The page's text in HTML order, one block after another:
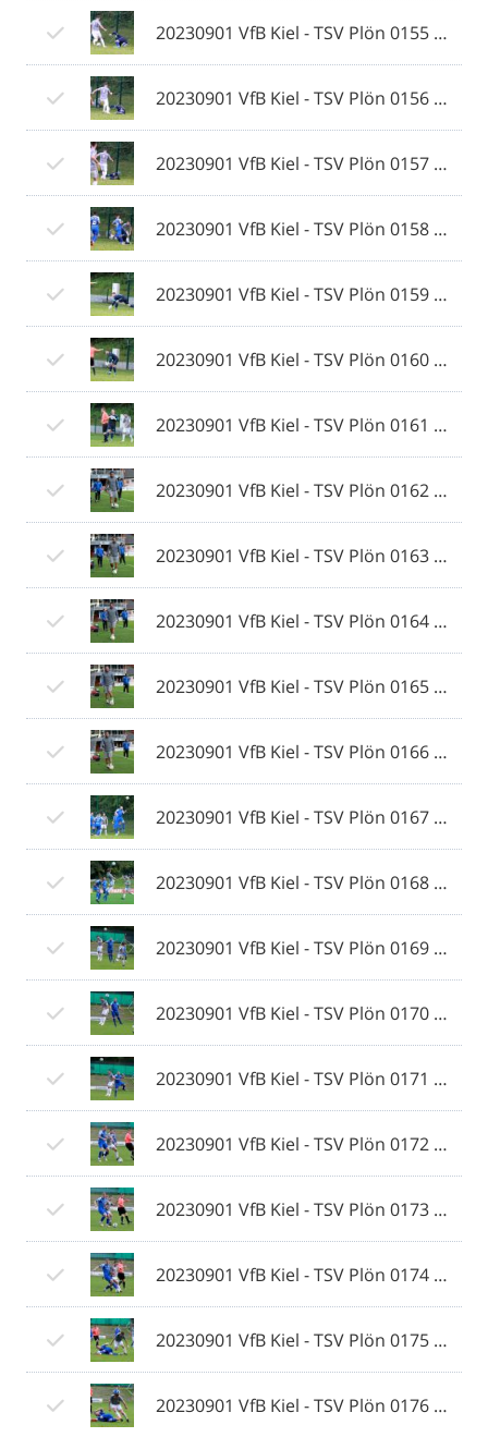
20230901 VfB Kiel - TSV Plön 0155 © 2023 Ismail Yesilyurt.jpg
20230901 VfB Kiel - TSV Plön 0156 © 2023 Ismail Yesilyurt.jpg
20230901 VfB Kiel - TSV Plön 0157 © 2023 Ismail Yesilyurt.jpg
20230901 VfB Kiel - TSV Plön 0158 © 2023 Ismail Yesilyurt.jpg
20230901 VfB Kiel - TSV Plön 0159 © 2023 Ismail Yesilyurt.jpg
20230901 VfB Kiel - TSV Plön 0160 © 2023 Ismail Yesilyurt.jpg
20230901 VfB Kiel - TSV Plön 0161 © 2023 Ismail Yesilyurt.jpg
20230901 VfB Kiel - TSV Plön 0162 © 2023 Ismail Yesilyurt.jpg
20230901 VfB Kiel - TSV Plön 0163 © 2023 Ismail Yesilyurt.jpg
20230901 VfB Kiel - TSV Plön 0164 © 2023 Ismail Yesilyurt.jpg
20230901 VfB Kiel - TSV Plön 0165 © 2023 Ismail Yesilyurt.jpg
20230901 VfB Kiel - TSV Plön 0166 © 2023 Ismail Yesilyurt.jpg
20230901 VfB Kiel - TSV Plön 0167 © 2023 Ismail Yesilyurt.jpg
20230901 VfB Kiel - TSV Plön 0168 © 2023 Ismail Yesilyurt.jpg
20230901 VfB Kiel - TSV Plön 0169 © 2023 Ismail Yesilyurt.jpg
20230901 VfB Kiel - TSV Plön 0170 © 2023 Ismail Yesilyurt.jpg
20230901 VfB Kiel - TSV Plön 0171 © 2023 Ismail Yesilyurt.jpg
20230901 VfB Kiel - TSV Plön 0172 © 2023 Ismail Yesilyurt.jpg
20230901 VfB Kiel - TSV Plön 0173 © 2023 Ismail Yesilyurt.jpg
20230901 VfB Kiel - TSV Plön 0174 © 2023 Ismail Yesilyurt.jpg
20230901 VfB Kiel - TSV Plön 0175 © 2023 Ismail Yesilyurt.jpg
20230901 VfB Kiel - TSV Plön 0176 © 2023 Ismail Yesilyurt.jpg